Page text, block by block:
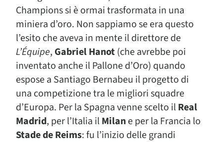
Champions si è ormai trasformata in una
miniera d’oro. Non sappiamo se era questo
l’esito che aveva in mente il direttore de
L’Équipe, Gabriel Hanot(che avrebbe poi
inventato anche il Pallone d’Oro) quando
espose a Santiago Bernabeu il progetto di
una competizione tra le migliori squadre
d’Europa. Per la Spagna venne scelto ilReal
Madrid, per l’Italia ilMilane per la Francia lo
Stade de Reims: fu l’inizio delle grandi